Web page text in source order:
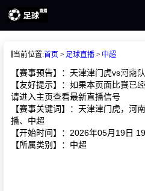
篮球直
足球新
当前位置:首页 足球直播 中超
【赛事预告】：天津津门虎vs河南队
【友好提示】：如果本页面比赛已
请进入主页查看最新直播信号
【赛事关键词】：天津津门虎，河
播、中超
【开始时间】：2026年05月19日
【所属类别】：中超